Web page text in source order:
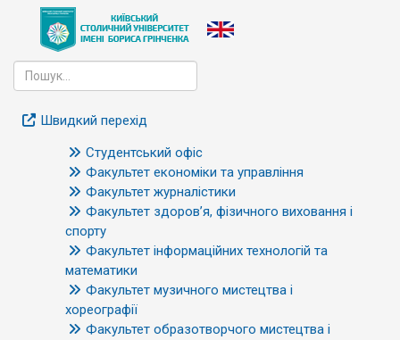
Швидкий перехід
Студентський офіс
Факультет економіки та управління
Факультет журналістики
Факультет здоров’я, фізичного виховання і
спорту
Факультет інформаційних технологій та
математики
Факультет музичного мистецтва і
хореографії
Факультет образотворчого мистецтва і